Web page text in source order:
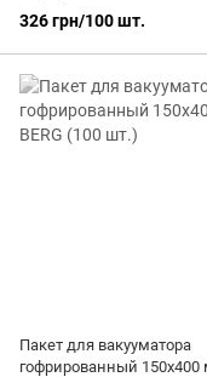
BERG (100 шт.)
326 грн/100 шт.
Пакет для вакууматора
гофрированный 150х400